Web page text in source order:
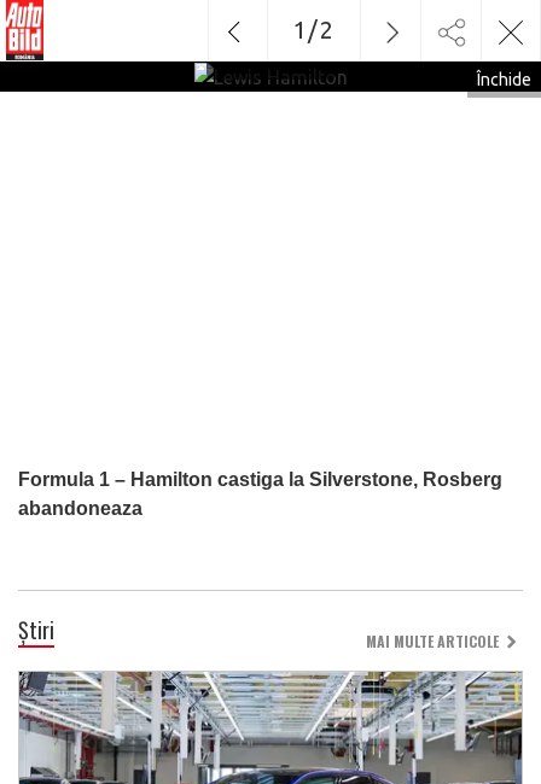
Formula 1 – Hamilton castiga la Silverstone, Rosberg
abandoneaza
Închide
1 /2
Știri MAI MULTE ARTICOLE